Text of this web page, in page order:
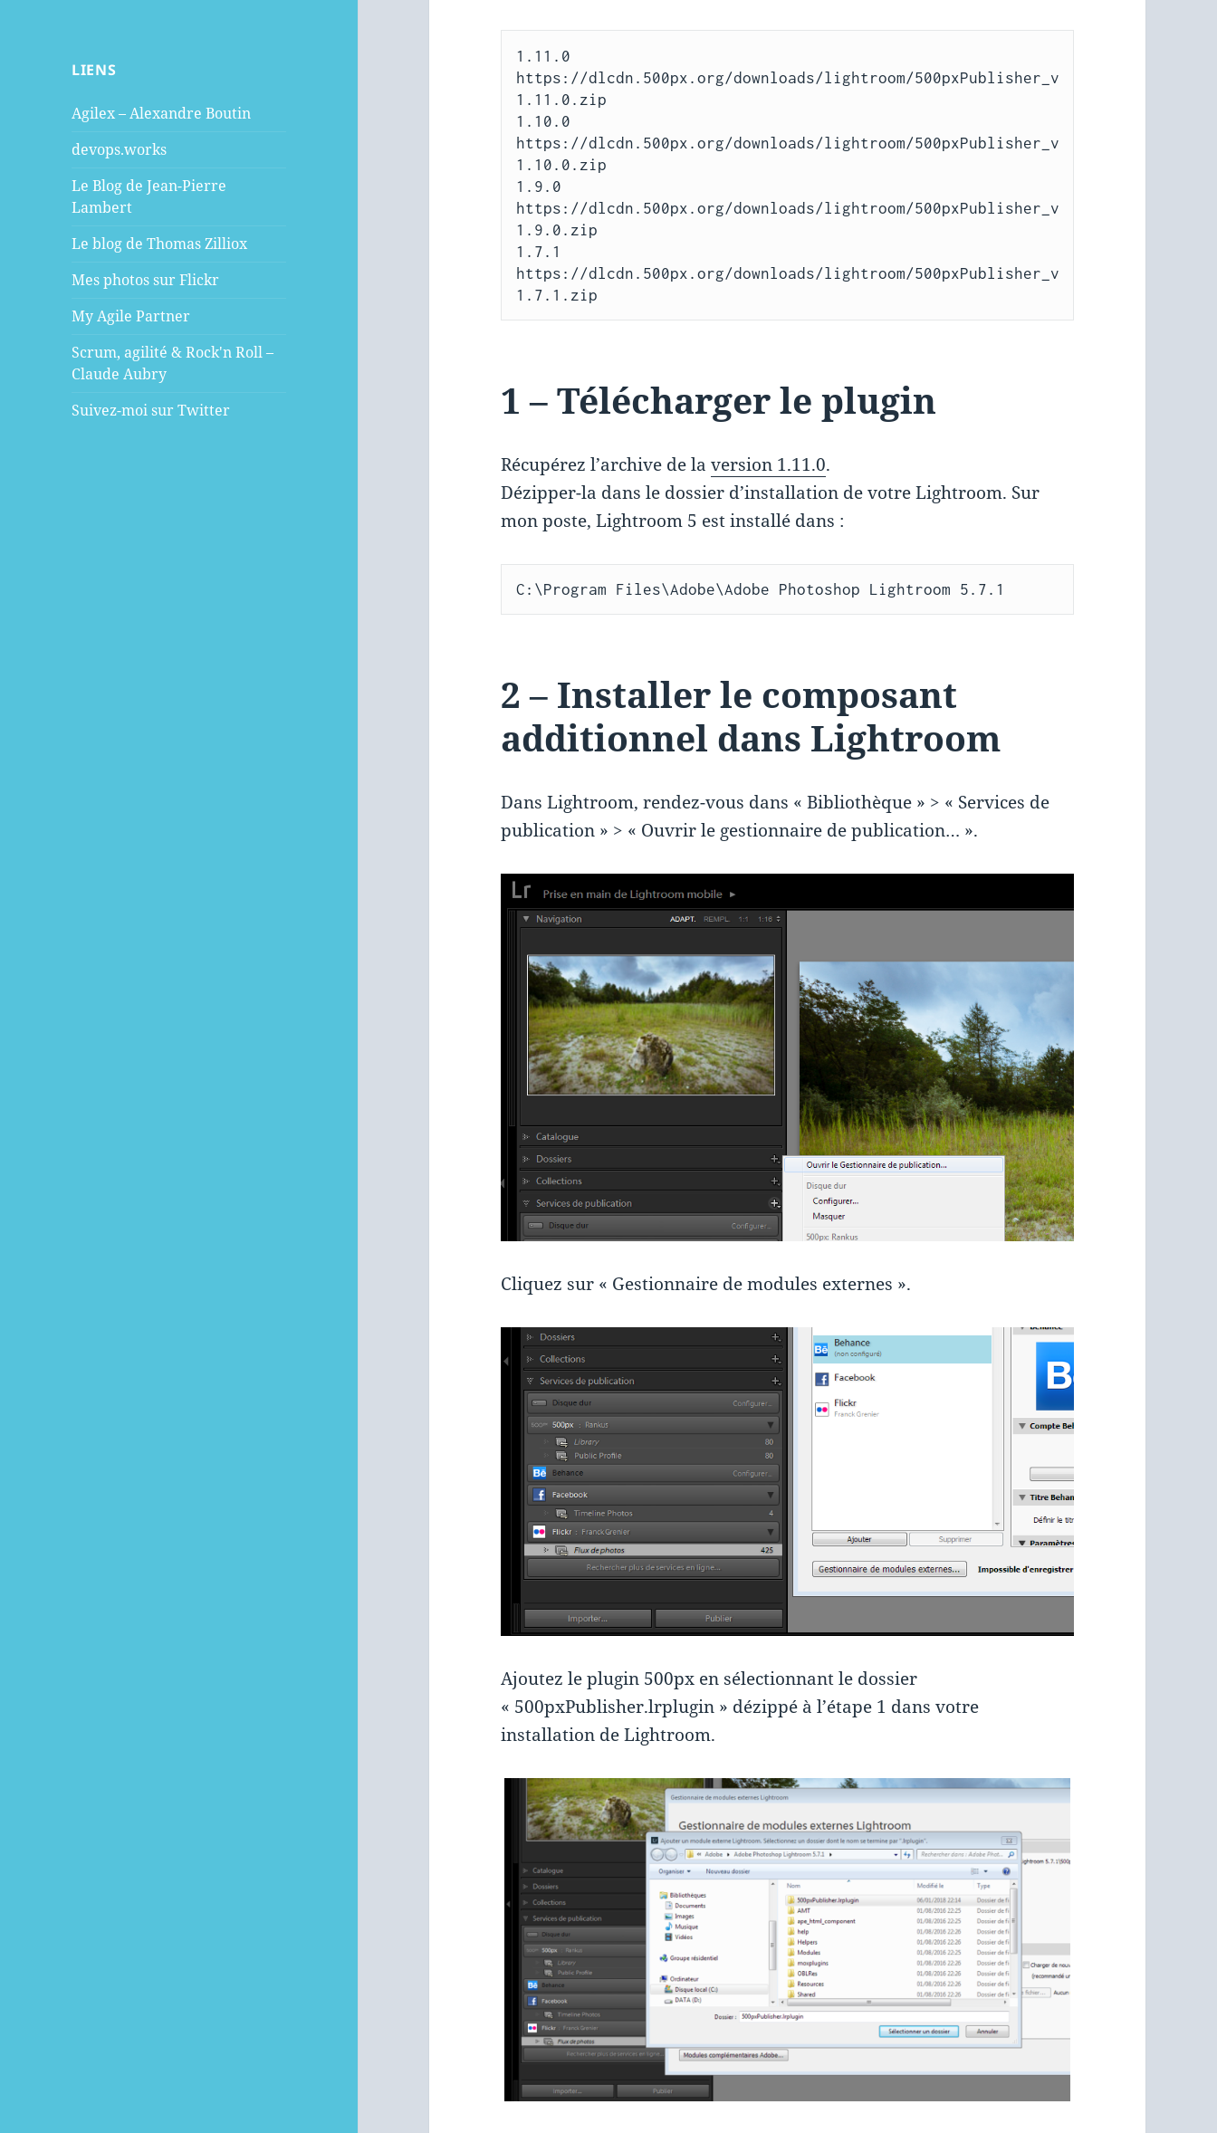
LIENS
Agilex – Alexandre Boutin
devops.works
Le Blog de Jean-Pierre
Lambert
Le blog de Thomas Zilliox
Mes photos sur Flickr
My Agile Partner
Scrum, agilité & Rock'n Roll –
Claude Aubry
Suivez-moi sur Twitter
1.11.0
https://dlcdn.500px.org/downloads/lightroom/500pxPublisher_v
1.11.0.zip
1.10.0
https://dlcdn.500px.org/downloads/lightroom/500pxPublisher_v
1.10.0.zip
1.9.0
https://dlcdn.500px.org/downloads/lightroom/500pxPublisher_v
1.9.0.zip
1.7.1
https://dlcdn.500px.org/downloads/lightroom/500pxPublisher_v
1.7.1.zip
1 – Télécharger le plugin
Récupérez l’archive de laversion 1.11.0.
Dézipper-la dans le dossier d’installation de votre Lightroom. Sur
mon poste, Lightroom 5 est installé dans :
C:\Program Files\Adobe\Adobe Photoshop Lightroom 5.7.1
2 – Installer le composant
additionnel dans Lightroom
Dans Lightroom, rendez-vous dans « Bibliothèque » > « Services de
publication » > « Ouvrir le gestionnaire de publication… ».
Cliquez sur « Gestionnaire de modules externes ».
Ajoutez le plugin 500px en sélectionnant le dossier
« 500pxPublisher.lrplugin » dézippé à l’étape 1 dans votre
installation de Lightroom.